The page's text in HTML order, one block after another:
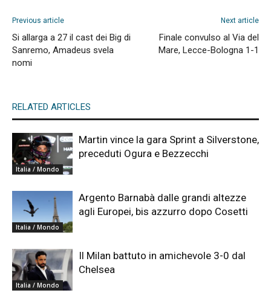
Previous article
Si allarga a 27 il cast dei Big di
Sanremo, Amadeus svela
nomi
Next article
Finale convulso al Via del
Mare, Lecce-Bologna 1-1
RELATED ARTICLES
Italia / Mondo
Martin vince la gara Sprint a Silverstone,
preceduti Ogura e Bezzecchi
Italia / Mondo
Argento Barnabà dalle grandi altezze
agli Europei, bis azzurro dopo Cosetti
Italia / Mondo
Il Milan battuto in amichevole 3-0 dal
Chelsea